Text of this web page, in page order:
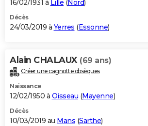
16/02/1931 à Lille (Nord)
Décès
24/03/2019 à Yerres (Essonne)
Alain CHALAUX (69 ans)
Créer une cagnotte obsèques
Naissance
12/02/1950 à Oisseau (Mayenne)
Décès
10/03/2019 au Mans (Sarthe)